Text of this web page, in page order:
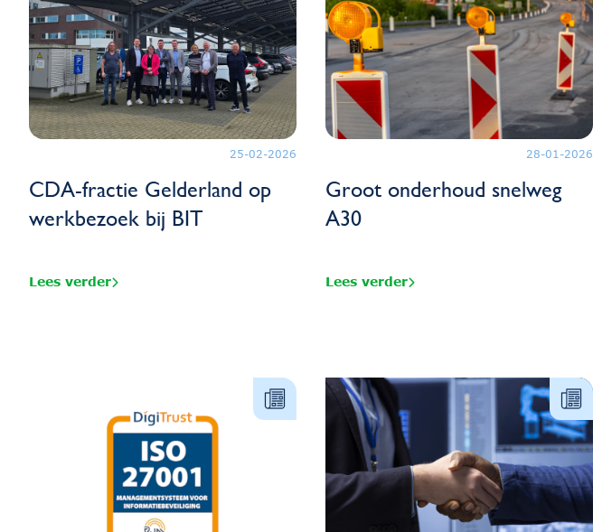
25-02-2026
CDA-fractie Gelderland op
werkbezoek bij BIT
Lees verder
28-01-2026
Groot onderhoud snelweg
A30
Lees verder